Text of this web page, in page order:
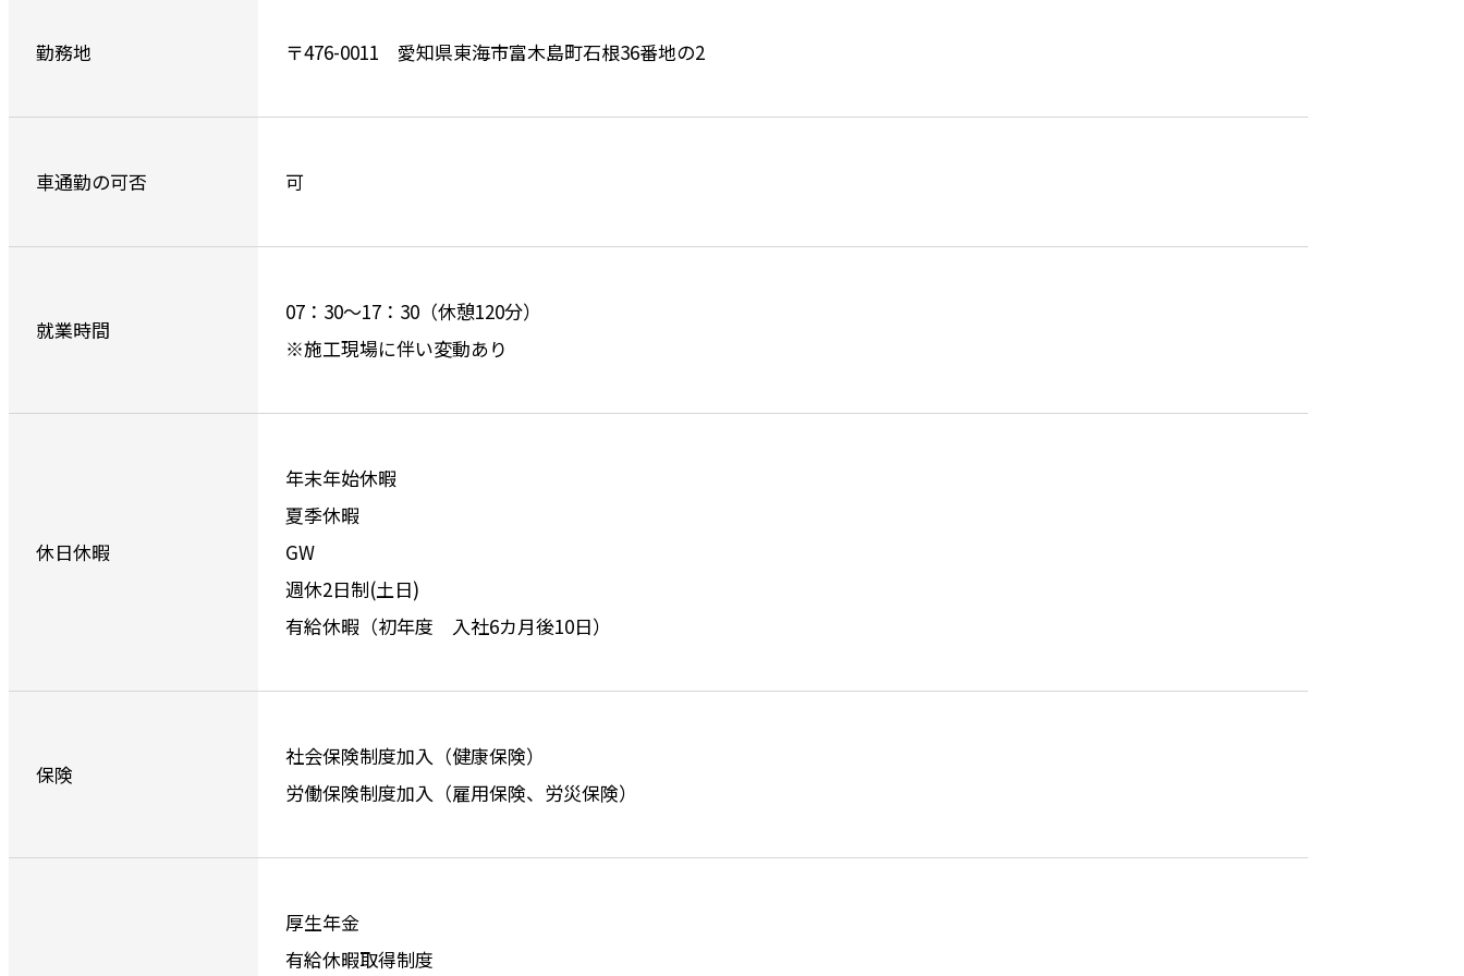
勤務地 〒476-0011 愛知県東海市富木島町石根36番地の2
車通勤の可否 可
就業時間
07：30～17：30（休憩120分）
※施工現場に伴い変動あり
休日休暇
年末年始休暇
夏季休暇
GW
週休2日制(土日)
有給休暇（初年度 入社6カ月後10日）
保険
社会保険制度加入（健康保険）
労働保険制度加入（雇用保険、労災保険）
厚生年金
有給休暇取得制度